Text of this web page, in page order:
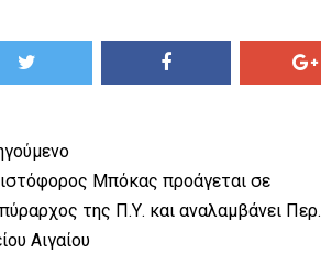
Μπόκας προάγεται σε
της Π.Υ. και αναλαμβάνει Περ.
Αιγαίου